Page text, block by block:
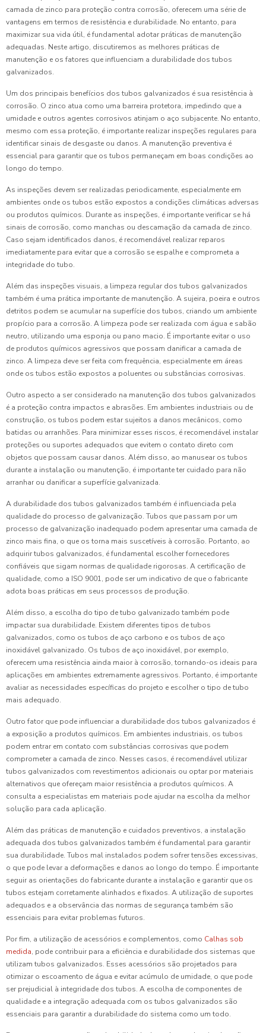
camada de zinco para proteção contra corrosão, oferecem uma série de
vantagens em termos de resistência e durabilidade. No entanto, para
maximizar sua vida útil, é fundamental adotar práticas de manutenção
adequadas. Neste artigo, discutiremos as melhores práticas de
manutenção e os fatores que influenciam a durabilidade dos tubos
galvanizados.
Um dos principais benefícios dos tubos galvanizados é sua resistência à
corrosão. O zinco atua como uma barreira protetora, impedindo que a
umidade e outros agentes corrosivos atinjam o aço subjacente. No entanto,
mesmo com essa proteção, é importante realizar inspeções regulares para
identificar sinais de desgaste ou danos. A manutenção preventiva é
essencial para garantir que os tubos permaneçam em boas condições ao
longo do tempo.
As inspeções devem ser realizadas periodicamente, especialmente em
ambientes onde os tubos estão expostos a condições climáticas adversas
ou produtos químicos. Durante as inspeções, é importante verificar se há
sinais de corrosão, como manchas ou descamação da camada de zinco.
Caso sejam identificados danos, é recomendável realizar reparos
imediatamente para evitar que a corrosão se espalhe e comprometa a
integridade do tubo.
Além das inspeções visuais, a limpeza regular dos tubos galvanizados
também é uma prática importante de manutenção. A sujeira, poeira e outros
detritos podem se acumular na superfície dos tubos, criando um ambiente
propício para a corrosão. A limpeza pode ser realizada com água e sabão
neutro, utilizando uma esponja ou pano macio. É importante evitar o uso
de produtos químicos agressivos que possam danificar a camada de
zinco. A limpeza deve ser feita com frequência, especialmente em áreas
onde os tubos estão expostos a poluentes ou substâncias corrosivas.
Outro aspecto a ser considerado na manutenção dos tubos galvanizados
é a proteção contra impactos e abrasões. Em ambientes industriais ou de
construção, os tubos podem estar sujeitos a danos mecânicos, como
batidas ou arranhões. Para minimizar esses riscos, é recomendável instalar
proteções ou suportes adequados que evitem o contato direto com
objetos que possam causar danos. Além disso, ao manusear os tubos
durante a instalação ou manutenção, é importante ter cuidado para não
arranhar ou danificar a superfície galvanizada.
A durabilidade dos tubos galvanizados também é influenciada pela
qualidade do processo de galvanização. Tubos que passam por um
processo de galvanização inadequado podem apresentar uma camada de
zinco mais fina, o que os torna mais suscetíveis à corrosão. Portanto, ao
adquirir tubos galvanizados, é fundamental escolher fornecedores
confiáveis que sigam normas de qualidade rigorosas. A certificação de
qualidade, como a ISO 9001, pode ser um indicativo de que o fabricante
adota boas práticas em seus processos de produção.
Além disso, a escolha do tipo de tubo galvanizado também pode
impactar sua durabilidade. Existem diferentes tipos de tubos
galvanizados, como os tubos de aço carbono e os tubos de aço
inoxidável galvanizado. Os tubos de aço inoxidável, por exemplo,
oferecem uma resistência ainda maior à corrosão, tornando-os ideais para
aplicações em ambientes extremamente agressivos. Portanto, é importante
avaliar as necessidades específicas do projeto e escolher o tipo de tubo
mais adequado.
Outro fator que pode influenciar a durabilidade dos tubos galvanizados é
a exposição a produtos químicos. Em ambientes industriais, os tubos
podem entrar em contato com substâncias corrosivas que podem
comprometer a camada de zinco. Nesses casos, é recomendável utilizar
tubos galvanizados com revestimentos adicionais ou optar por materiais
alternativos que ofereçam maior resistência a produtos químicos. A
consulta a especialistas em materiais pode ajudar na escolha da melhor
solução para cada aplicação.
Além das práticas de manutenção e cuidados preventivos, a instalação
adequada dos tubos galvanizados também é fundamental para garantir
sua durabilidade. Tubos mal instalados podem sofrer tensões excessivas,
o que pode levar a deformações e danos ao longo do tempo. É importante
seguir as orientações do fabricante durante a instalação e garantir que os
tubos estejam corretamente alinhados e fixados. A utilização de suportes
adequados e a observância das normas de segurança também são
essenciais para evitar problemas futuros.
Por fim, a utilização de acessórios e complementos, como Calhas sob
medida, pode contribuir para a eficiência e durabilidade dos sistemas que
utilizam tubos galvanizados. Esses acessórios são projetados para
otimizar o escoamento de água e evitar acúmulo de umidade, o que pode
ser prejudicial à integridade dos tubos. A escolha de componentes de
qualidade e a integração adequada com os tubos galvanizados são
essenciais para garantir a durabilidade do sistema como um todo.